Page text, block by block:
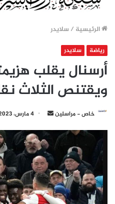
الرئيسية / سلايدر
رياضة سلايدر
أرسنال يقلب
ويقتنص الثلاث
خاص - مراسلين
أرسل
إلكترونيا
4 مارس، 2023